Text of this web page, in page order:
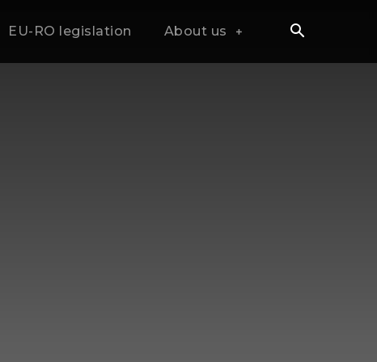
EU-RO legislation About us